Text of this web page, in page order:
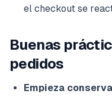
el checkout se
Buenas
pedidos
Empieza